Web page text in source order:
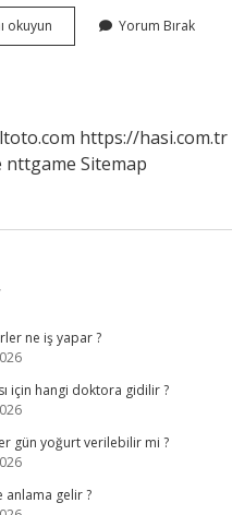
okuyun
Nedir
Yorum Bırak
https://hasi.com.tr
nttgame Sitemap
ne iş yapar ?
için hangi doktora gidilir ?
gün yoğurt verilebilir mi ?
anlama gelir ?